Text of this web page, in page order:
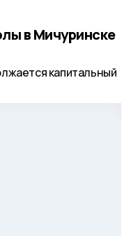
в Мичуринске
капитальный